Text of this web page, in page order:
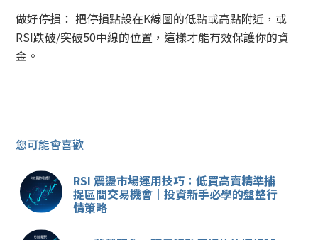
做好停損： 把停損點設在K線圖的低點或高點附近，或
RSI跌破/突破50中線的位置，這樣才能有效保護你的資
金。
您可能會喜歡
RSI 震盪市場運用技巧：低買高賣精準捕
捉區間交易機會｜投資新手必學的盤整行
情策略